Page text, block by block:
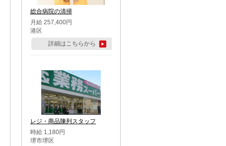
総合病院の清掃
月給 257,400円
港区
詳細はこちらから
レジ・商品陳列スタッフ
時給 1,180円
堺市堺区